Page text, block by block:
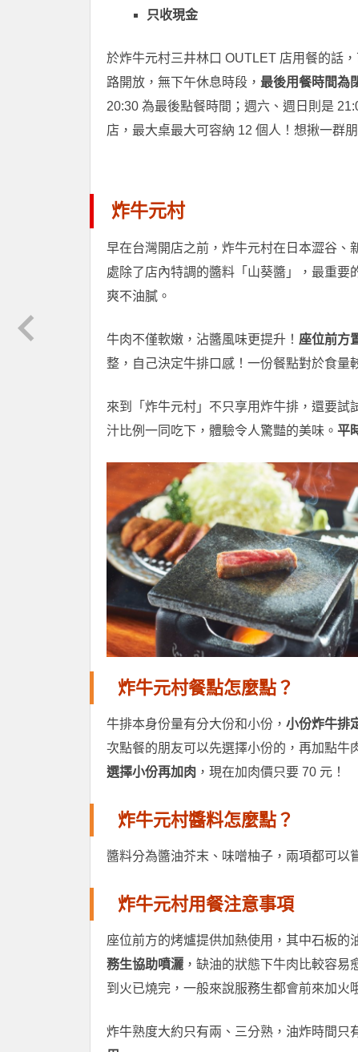
只收現金
於炸牛元村三井林口 OUTLET 店用餐的話
路開放，無下午休息時段， 最後用餐時間為
20:30 為最後點餐時間；週六、週日則是
店，最大桌最大可容納 12 個人！想揪一群
炸牛元村
早在台灣開店之前，炸牛元村在日本澀谷、
處除了店內特調的醬料「山葵醬」，最重
爽不油膩。
牛肉不僅軟嫩，沾醬風味更提升！ 座位前方
整，自己決定牛排口感！一份餐點對於食量
來到「炸牛元村」不只享用炸牛排，還要
汁比例一同吃下，體驗令人驚豔的美味。 平
炸牛元村餐點怎麼點？
牛排本身份量有分大份和小份， 小份炸牛排
次點餐的朋友可以先選擇小份的，再加點牛
選擇小份再加肉 ，現在加肉價只要 70 元！
炸牛元村醬料怎麼點？
醬料分為醬油芥末、味噌柚子，兩項都可以
炸牛元村用餐注意事項
座位前方的烤爐提供加熱使用，其中石板的
務生協助噴灑 ，缺油的狀態下牛肉比較容
到火已燒完，一般來說服務生都會前來加火
炸牛熟度大約只有兩、三分熟，油炸時間只